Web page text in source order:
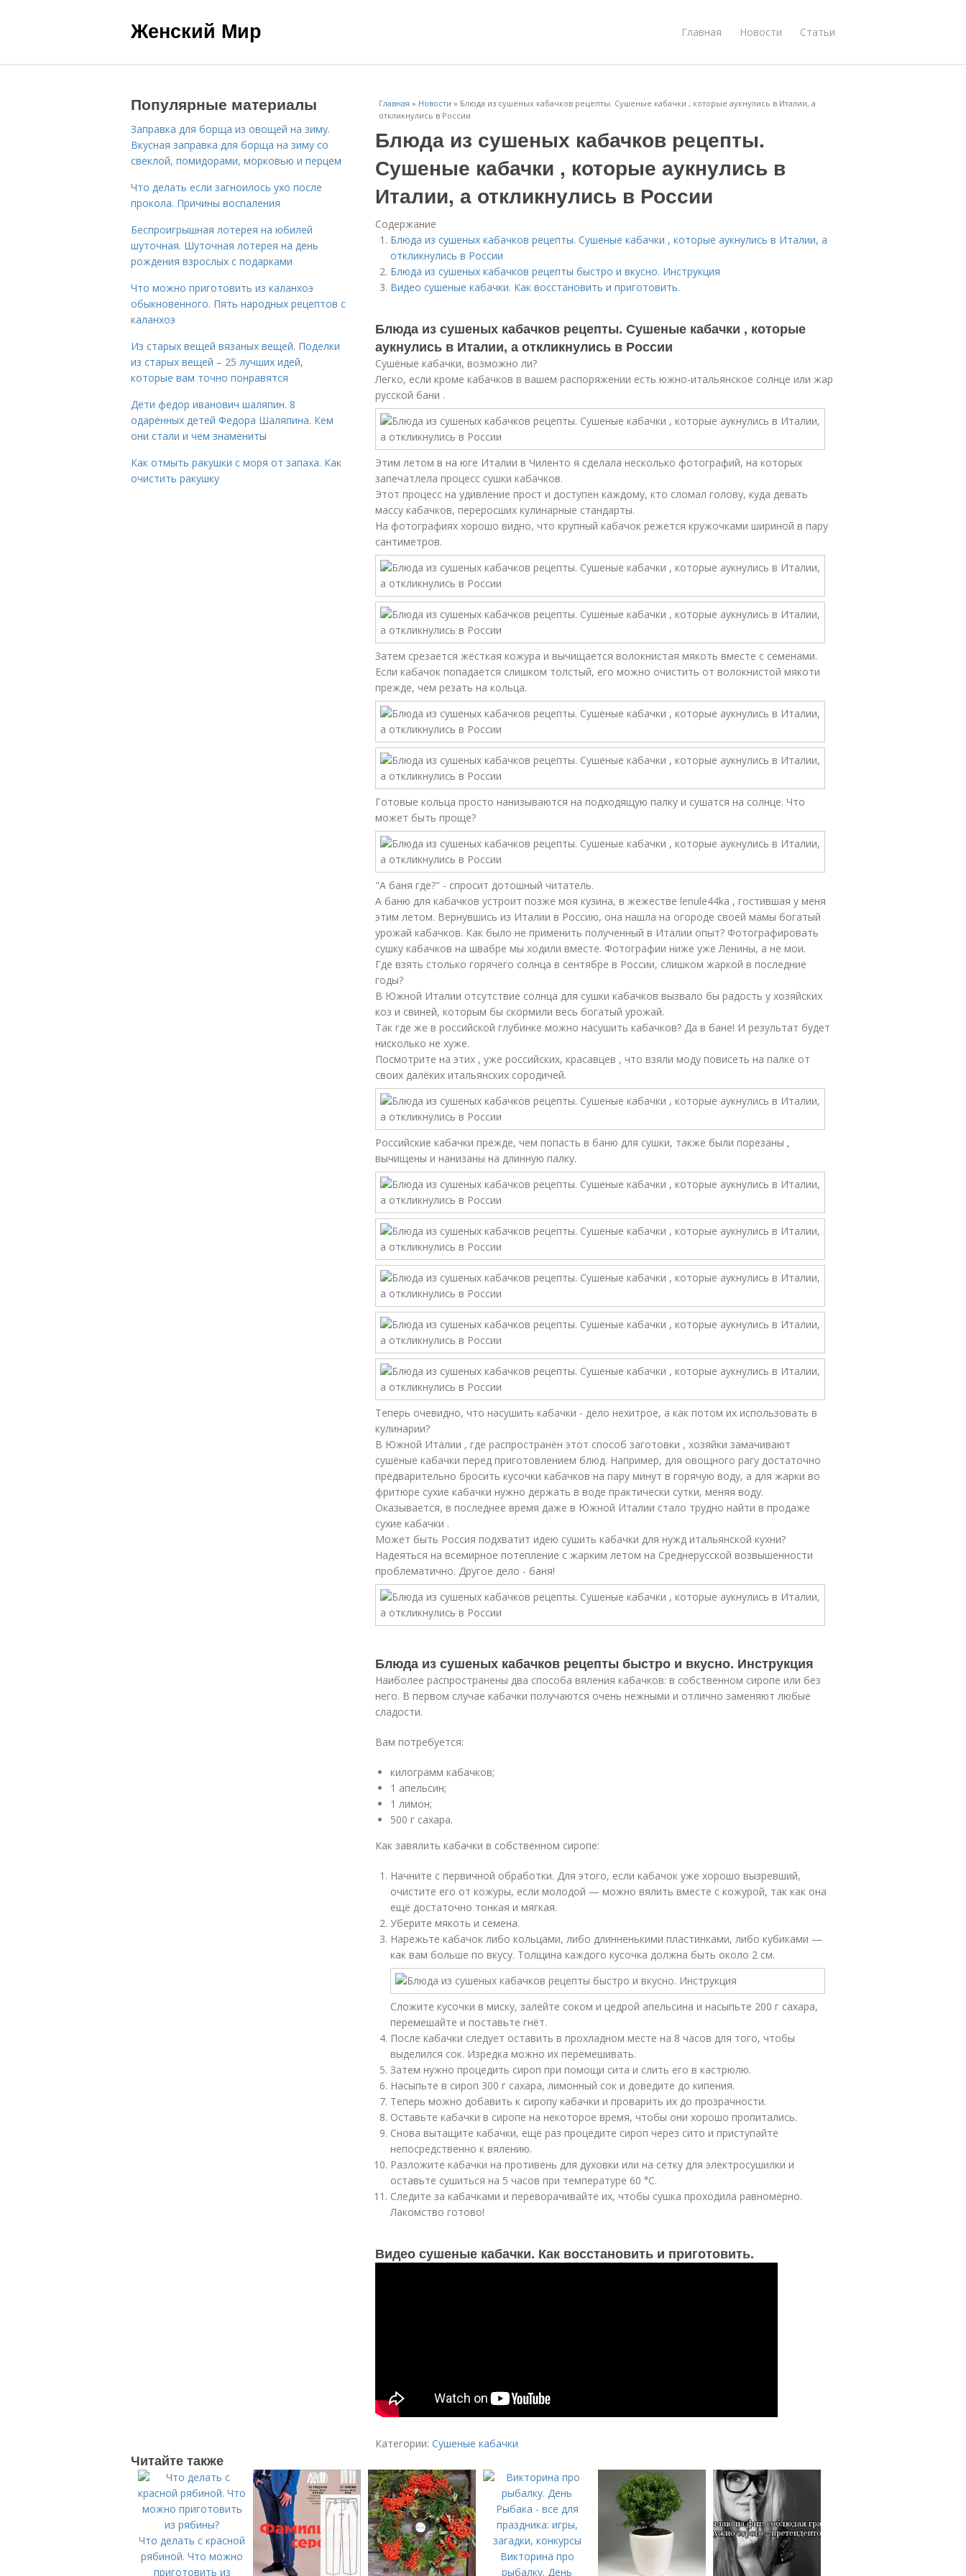
Женский Мир Главная Новости Статьи
Главная » Новости » Блюда из сушеных кабачков рецепты. Сушеные кабачки , которые аукнулись в Италии, а
откликнулись в России
Блюда из сушеных кабачков рецепты.
Сушеные кабачки , которые аукнулись в
Италии, а откликнулись в России
Содержание
Блюда из сушеных кабачков рецепты. Сушеные кабачки , которые аукнулись в Италии, а
откликнулись в России
Блюда из сушеных кабачков рецепты быстро и вкусно. Инструкция
Видео сушеные кабачки. Как восстановить и приготовить.
Блюда из сушеных кабачков рецепты. Сушеные кабачки , которые
аукнулись в Италии, а откликнулись в России
Сушёные кабачки, возможно ли?
Легко, если кроме кабачков в вашем распоряжении есть южно-итальянское солнце или жар
русской бани .
Этим летом в на юге Италии в Чиленто я сделала несколько фотографий, на которых
запечатлела процесс сушки кабачков.
Этот процесс на удивление прост и доступен каждому, кто сломал голову, куда девать
массу кабачков, переросших кулинарные стандарты.
На фотографиях хорошо видно, что крупный кабачок режется кружочками шириной в пару
сантиметров.
Затем срезается жёсткая кожура и вычищается волокнистая мякоть вместе с семенами.
Если кабачок попадается слишком толстый, его можно очистить от волокнистой мякоти
прежде, чем резать на кольца.
Готовые кольца просто нанизываются на подходящую палку и сушатся на солнце. Что
может быть проще?
"А баня где?" - спросит дотошный читатель.
А баню для кабачков устроит позже моя кузина, в жежестве lenule44ka , гостившая у меня
этим летом. Вернувшись из Италии в Россию, она нашла на огороде своей мамы богатый
урожай кабачков. Как было не применить полученный в Италии опыт? Фотографировать
сушку кабачков на швабре мы ходили вместе. Фотографии ниже уже Ленины, а не мои.
Где взять столько горячего солнца в сентябре в России, слишком жаркой в последние
годы?
В Южной Италии отсутствие солнца для сушки кабачков вызвало бы радость у хозяйских
коз и свиней, которым бы скормили весь богатый урожай.
Так где же в российской глубинке можно насушить кабачков? Да в бане! И результат будет
нисколько не хуже.
Посмотрите на этих , уже российских, красавцев , что взяли моду повисеть на палке от
своих далёких итальянских сородичей.
Российские кабачки прежде, чем попасть в баню для сушки, также были порезаны ,
вычищены и нанизаны на длинную палку.
Теперь очевидно, что насушить кабачки - дело нехитрое, а как потом их использовать в
кулинарии?
В Южной Италии , где распространён этот способ заготовки , хозяйки замачивают
сушёные кабачки перед приготовлением блюд. Например, для овощного рагу достаточно
предварительно бросить кусочки кабачков на пару минут в горячую воду, а для жарки во
фритюре сухие кабачки нужно держать в воде практически сутки, меняя воду.
Оказывается, в последнее время даже в Южной Италии стало трудно найти в продаже
сухие кабачки .
Может быть Россия подхватит идею сушить кабачки для нужд итальянской кухни?
Надеяться на всемирное потепление с жарким летом на Среднерусской возвышенности
проблематично. Другое дело - баня!
Блюда из сушеных кабачков рецепты быстро и вкусно. Инструкция
Наиболее распространены два способа вяления кабачков: в собственном сиропе или без
него. В первом случае кабачки получаются очень нежными и отлично заменяют любые
сладости.
Вам потребуется:
килограмм кабачков;
1 апельсин;
1 лимон;
500 г сахара.
Как завялить кабачки в собственном сиропе:
Начните с первичной обработки. Для этого, если кабачок уже хорошо вызревший,
очистите его от кожуры, если молодой — можно вялить вместе с кожурой, так как она
ещё достаточно тонкая и мягкая.
Уберите мякоть и семена.
Нарежьте кабачок либо кольцами, либо длинненькими пластинками, либо кубиками —
как вам больше по вкусу. Толщина каждого кусочка должна быть около 2 см.
Сложите кусочки в миску, залейте соком и цедрой апельсина и насыпьте 200 г сахара,
перемешайте и поставьте гнёт.
После кабачки следует оставить в прохладном месте на 8 часов для того, чтобы
выделился сок. Изредка можно их перемешивать.
Затем нужно процедить сироп при помощи сита и слить его в кастрюлю.
Насыпьте в сироп 300 г сахара, лимонный сок и доведите до кипения.
Теперь можно добавить к сиропу кабачки и проварить их до прозрачности.
Оставьте кабачки в сиропе на некоторое время, чтобы они хорошо пропитались.
Снова вытащите кабачки, ещё раз процедите сироп через сито и приступайте
непосредственно к вялению.
Разложите кабачки на противень для духовки или на сетку для электросушилки и
оставьте сушиться на 5 часов при температуре 60 °C.
Следите за кабачками и переворачивайте их, чтобы сушка проходила равномерно.
Лакомство готово!
Видео сушеные кабачки. Как восстановить и приготовить.
Категории: Сушеные кабачки
Популярные материалы
Заправка для борща из овощей на зиму.
Вкусная заправка для борща на зиму со
свеклой, помидорами, морковью и перцем
Что делать если загноилось ухо после
прокола. Причины воспаления
Беспроигрышная лотерея на юбилей
шуточная. Шуточная лотерея на день
рождения взрослых с подарками
Что можно приготовить из каланхоэ
обыкновенного. Пять народных рецептов с
каланхоэ
Из старых вещей вязаных вещей. Поделки
из старых вещей – 25 лучших идей,
которые вам точно понравятся
Дети федор иванович шаляпин. 8
одаренных детей Федора Шаляпина. Кем
они стали и чем знамениты
Как отмыть ракушки с моря от запаха. Как
очистить ракушку
Читайте также
Что делать с красной
рябиной. Что можно
приготовить из
Викторина про
рыбалку. День